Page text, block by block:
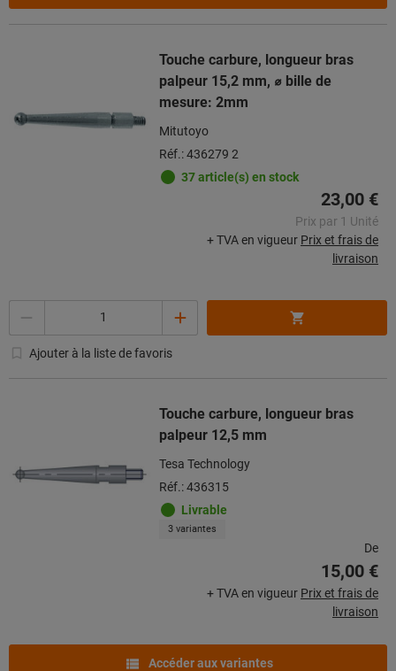
Touche carbure, longueur bras
palpeur 15,2 mm, ⌀ bille de
mesure: 2mm
Mitutoyo
Réf.: 436279 2
37 article(s) en stock
23,00 €
Prix par 1 Unité
+ TVA en vigueur Prix et frais de
livraison
Ajouter à la liste de favoris
Touche carbure, longueur bras
palpeur 12,5 mm
Tesa Technology
Réf.: 436315
Livrable
3 variantes
De
15,00 €
+ TVA en vigueur Prix et frais de
livraison
Accéder aux variantes